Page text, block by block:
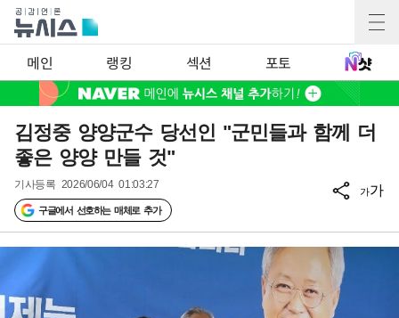
메인 랭킹 섹션 포토
김정중 양양군수 당선인 "군민들과 함께 더
좋은 양양 만들 것"
기사등록 2026/06/04 01:03:27
구글에서 선호하는 매체로 추가
가가